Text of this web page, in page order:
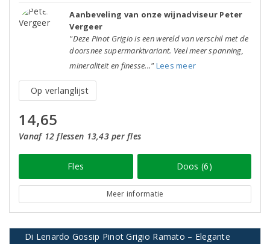
Aanbeveling van onze wijnadviseur Peter
Vergeer
"Deze Pinot Grigio is een wereld van verschil met de
doorsnee supermarktvariant. Veel meer spanning,
mineraliteit en finesse..." Lees meer
Op verlanglijst
14,65
Vanaf 12 flessen 13,43 per fles
Fles Doos (6)
Meer informatie
Di Lenardo Gossip Pinot Grigio Ramato – Elegante